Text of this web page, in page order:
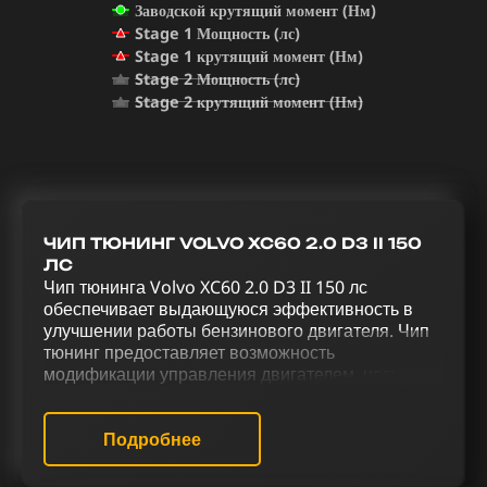
Заводской крутящий момент (Нм)
Stage 1 Мощность (лс)
Stage 1 крутящий момент (Нм)
Stage 2 Мощность (лс)
Stage 2 крутящий момент (Нм)
ЧИП ТЮНИНГ VOLVO XC60 2.0 D3 II 150
ЛС
Чип тюнинга Volvo XC60 2.0 D3 II 150 лс
обеспечивает выдающуюся эффективность в
улучшении работы бензинового двигателя. Чип
тюнинг предоставляет возможность
модификации управления двигателем, целью
Оптимизация Volvo XC60 2.0 D3 II 150 лс через
комплексный тюнинг, включая чип тюнинг (stage
1 и stage 2), отключение катализатора (Евро-2) и
Подробнее